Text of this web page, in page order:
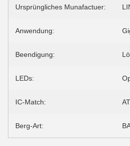
Ursprüngliches Munafactuer:
Anwendung:
Beendigung:
LEDs:
IC-Match:
Berg-Art: